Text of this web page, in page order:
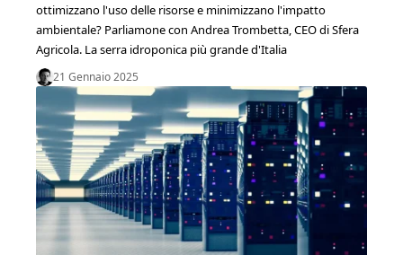
ottimizzano l'uso delle risorse e minimizzano l'impatto
ambientale? Parliamone con Andrea Trombetta, CEO di Sfera
Agricola. La serra idroponica più grande d'Italia
21 Gennaio 2025